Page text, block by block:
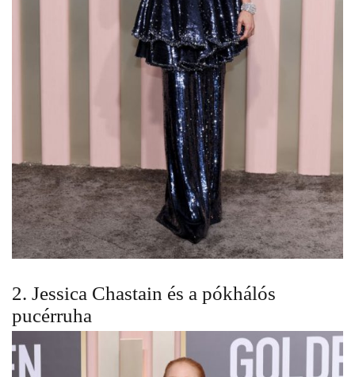
2. Jessica Chastain és a pókhálós
pucérruha